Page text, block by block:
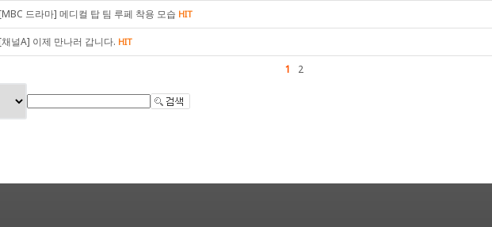
드라마] 메디컬 탑 팀 루페 착용 모습 HIT
널A] 이제 만나러 갑니다. HIT
1 2